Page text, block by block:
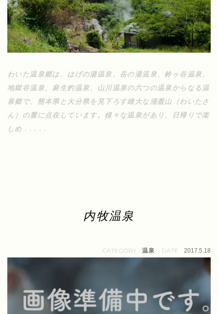
わいた温泉郷は、はげの湯温泉、岳の湯温泉、鈴ヶ谷温泉、
地獄谷温泉、麻生釣温泉、山川温泉の六つの温泉からなる温
泉郷で、熊本県と大分県を見下ろす雄大な涌蓋山（わいたさ
ん）の麓に点在しています。様々な温泉があり、日帰りで楽
しめ . . . . .
内牧温泉
温泉 2017.5.18